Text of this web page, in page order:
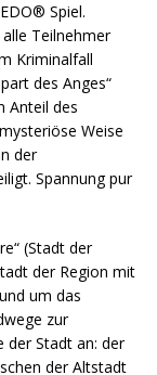
Spiel.
Teilnehmer
Kriminalfall
des Anges“
Anteil des
Weise
der
Spannung pur
(Stadt der
der Region mit
um das
zur
der Stadt an: der
der Altstadt